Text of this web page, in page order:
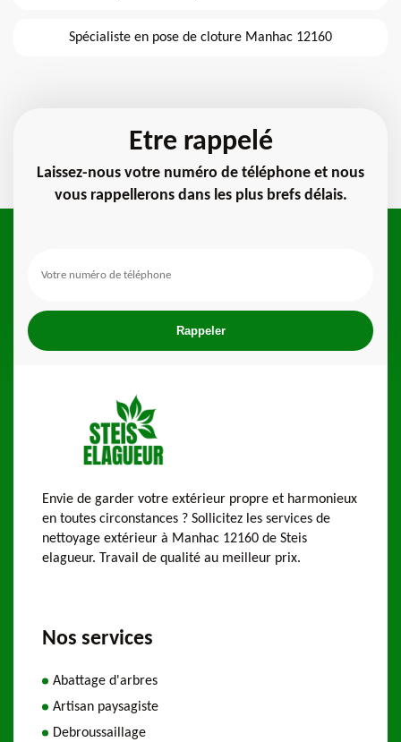
Spécialiste en pose de cloture Manhac 12160
Etre rappelé
Laissez-nous votre numéro de téléphone et nous
vous rappellerons dans les plus brefs délais.
Envie de garder votre extérieur propre et harmonieux
en toutes circonstances ? Sollicitez les services de
nettoyage extérieur à Manhac 12160 de Steis
elagueur. Travail de qualité au meilleur prix.
Nos services
Abattage d'arbres
Artisan paysagiste
Debroussaillage